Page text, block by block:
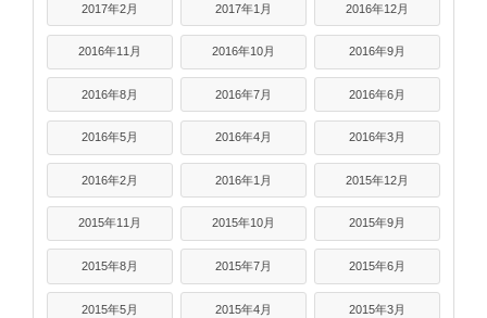
2017年2月 2017年1月 2016年12月
2016年11月 2016年10月 2016年9月
2016年8月 2016年7月 2016年6月
2016年5月 2016年4月 2016年3月
2016年2月 2016年1月 2015年12月
2015年11月 2015年10月 2015年9月
2015年8月 2015年7月 2015年6月
2015年5月 2015年4月 2015年3月